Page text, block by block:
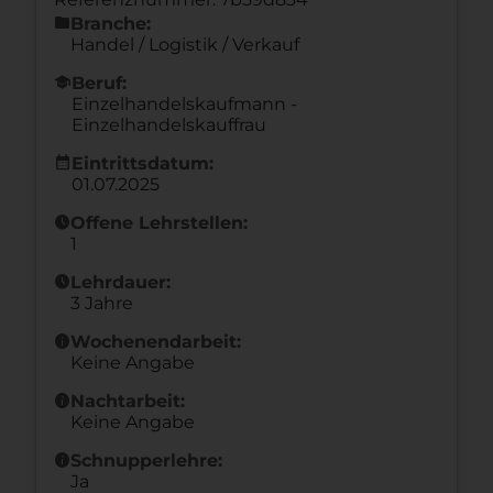
folderBranche:
Handel / Logistik / Verkauf
schoolBeruf:
Einzelhandelskaufmann -
Einzelhandelskauffrau
calendar_month Eintrittsdatum:
01.07.2025
scheduleOffene Lehrstellen:
1
scheduleLehrdauer:
3 Jahre
infoWochenendarbeit:
Keine Angabe
infoNachtarbeit:
Keine Angabe
infoSchnupperlehre:
Ja